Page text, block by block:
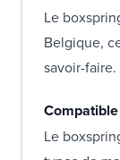
Le
Belgique,
savoir-faire.
Le